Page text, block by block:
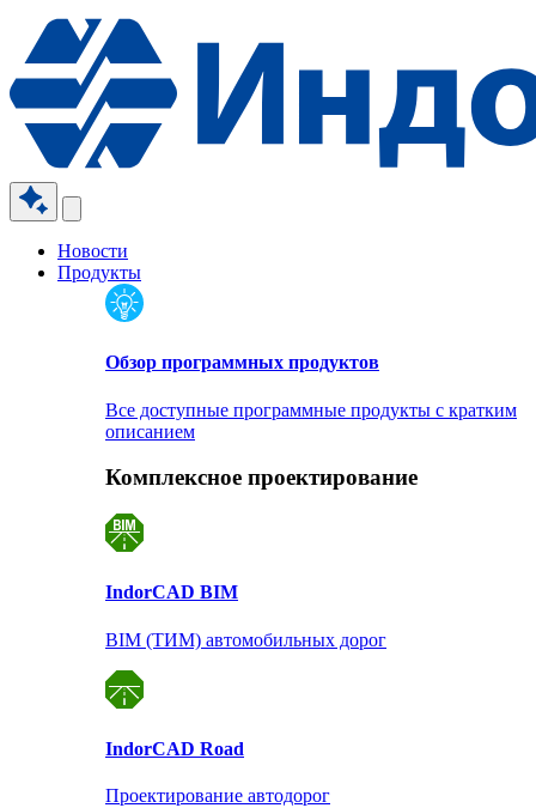
Новости
Продукты
Обзор программных продуктов
Все доступные программные продукты с кратким
описанием
Комплексное проектирование
IndorCAD BIM
BIM (ТИМ) автомобильных дорог
IndorCAD Road
Проектирование автодорог